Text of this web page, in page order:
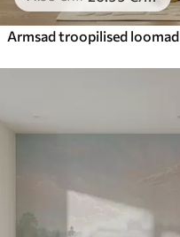
Armsad troopilised loomad